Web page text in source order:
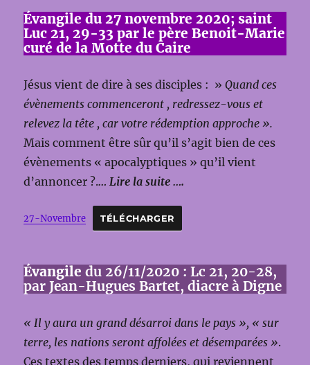
Évangile du 27 novembre 2020; saint
Luc 21, 29-33 par le père Benoit-Marie
curé de la Motte du Caire
Jésus vient de dire à ses disciples : »Quand ces
évènements commenceront , redressez-vous et
relevez la tête , car votre rédemption approche ».
Mais comment être sûr qu’il s’agit bien de ces
évènements « apocalyptiques » qu’il vient
d’annoncer ?.… Lire la suite ….
27-Novembre TÉLÉCHARGER
Évangile du 26/11/2020 : Lc 21, 20-28,
par Jean-Hugues Bartet, diacre à Digne
« Il y aura un grand désarroi dans le pays », « sur
terre, les nations seront affolées et désemparées ».
Ces textes des temps derniers, qui reviennent